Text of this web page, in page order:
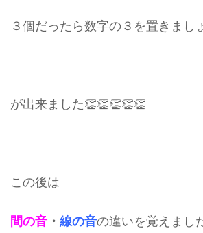
３個だったら数字の３を置きまし
が出来ました👏👏👏👏👏
この後は
間の音 ・ 線の音の違いを覚えまし